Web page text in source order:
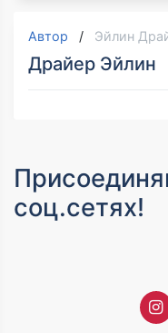
Автор Эйлин
Драйер Эйлин
соц.сетях!